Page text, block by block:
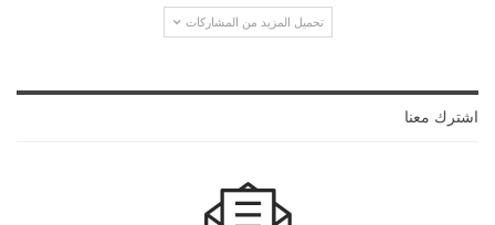
تحميل المزيد من المشاركات
اشترك معنا